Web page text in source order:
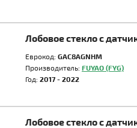
Лобовое стекло с
Еврокод: GAC8AGNHM
Производитель: FUYAO (FYG)
Год: 2017 - 2022
Лобовое стекло с